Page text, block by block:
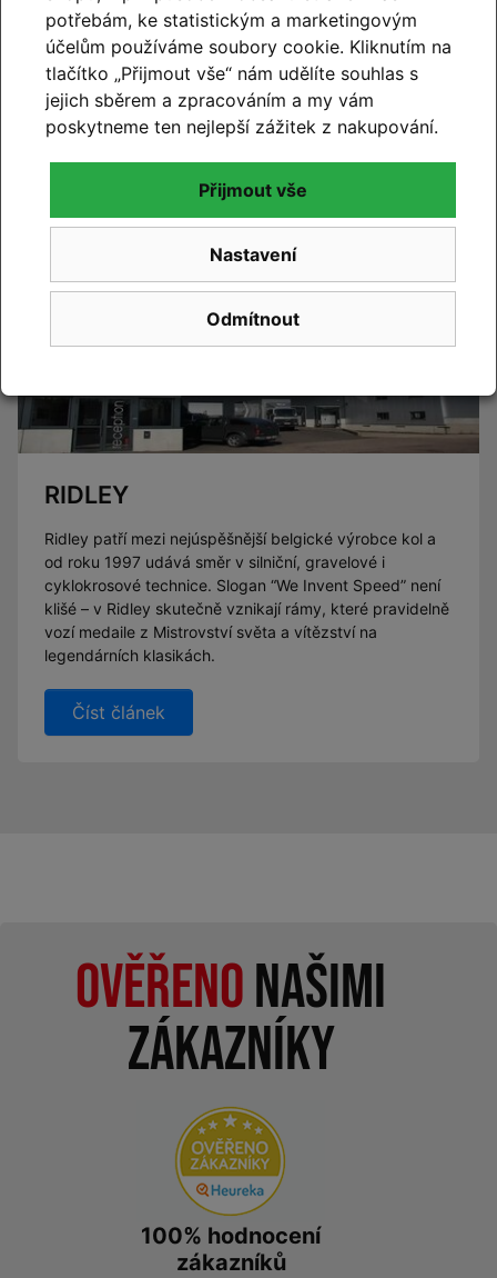
CUBE 2027
Novinky CUBE 2027 se blíží. Již brzy vám představíme
novou kolekci.
RIDLEY
Ridley patří mezi nejúspěšnější belgické výrobce kol a
od roku 1997 udává směr v silniční, gravelové i
cyklokrosové technice. Slogan “We Invent Speed” není
klišé – v Ridley skutečně vznikají rámy, které pravidelně
vozí medaile z Mistrovství světa a vítězství na
legendárních klasikách.
Číst článek
Ověřenonašimi
zákazníky
100% hodnocení
zákazníků
potřebám, ke statistickým a marketingovým
účelům používáme soubory cookie. Kliknutím na
tlačítko „Přijmout vše“ nám udělíte souhlas s
jejich sběrem a zpracováním a my vám
poskytneme ten nejlepší zážitek z nakupování.
Odmítnout
Nastavení
Přijmout vše